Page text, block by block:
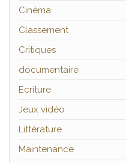
Cinéma
Classement
Critiques
documentaire
Ecriture
Jeux vidéo
Littérature
Maintenance